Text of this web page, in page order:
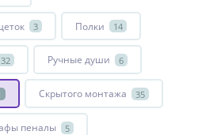
3 Полки 14
32 Ручные души 6
Скрытого монтажа 35
пеналы 5